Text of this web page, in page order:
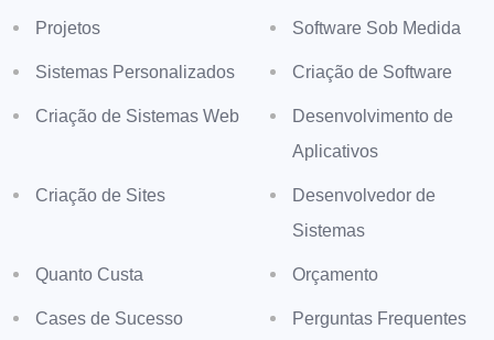
Projetos Software Sob Medida
Sistemas Personalizados Criação de Software
Criação de Sistemas Web
Desenvolvimento de
Aplicativos
Criação de Sites
Desenvolvedor de
Sistemas
Quanto Custa Orçamento
Cases de Sucesso Perguntas Frequentes